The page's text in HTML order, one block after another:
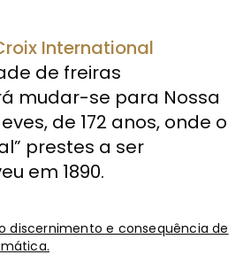
International
de freiras
mudar-se para Nossa
de 172 anos, onde o
prestes a ser
em 1890.
discernimento e consequência de